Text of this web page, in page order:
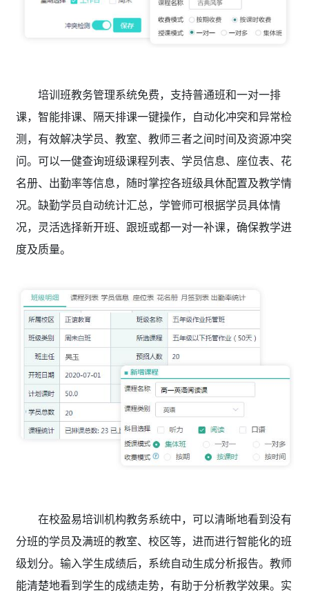
培训班教务管理系统免费，支持普通班和一对一排
课，智能排课、隔天排课一键操作，自动化冲突和异常检
测，有效解决学员、教室、教师三者之间时间及资源冲突
问。可以一健查询班级课程列表、学员信息、座位表、花
名册、出勤率等信息，随时掌控各班级具休配置及教学情
况。缺勤学员自动统计汇总，学管师可根据学员具体情
况，灵活选择新开班、跟班或都一对一补课，确保教学进
度及质量。
在校盈易培训机构教务系统中，可以清晰地看到没有
分班的学员及满班的教室、校区等，进而进行智能化的班
级划分。输入学生成绩后，系统自动生成分析报告。教师
能清楚地看到学生的成绩走势，有助于分析教学效果。实